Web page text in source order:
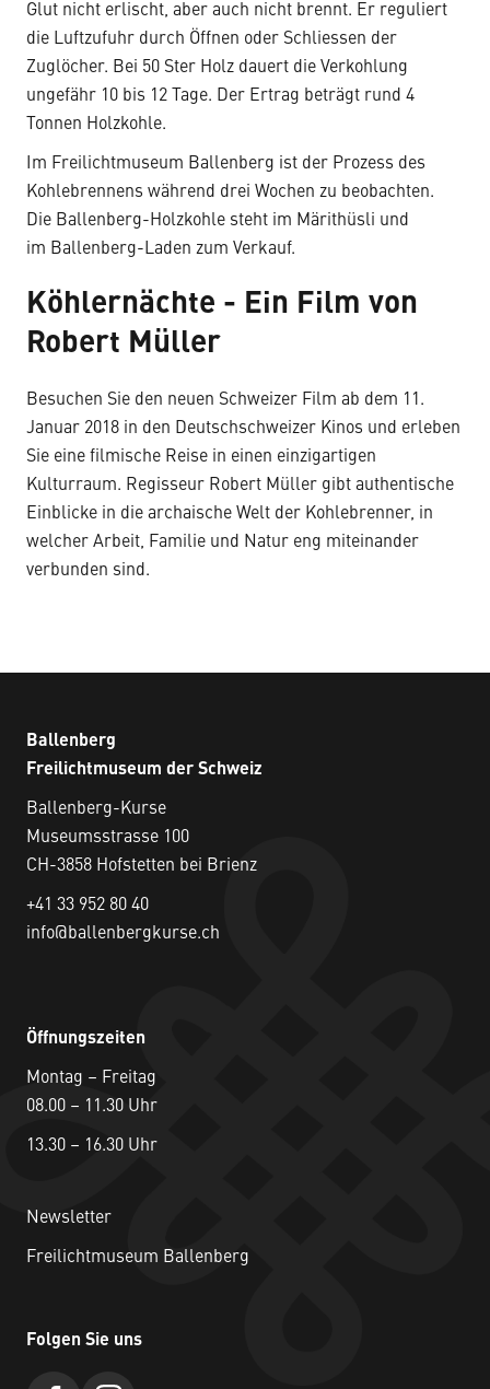
Glut nicht erlischt, aber auch nicht brennt. Er reguliert
die Luftzufuhr durch Öffnen oder Schliessen der
Zuglöcher. Bei 50 Ster Holz dauert die Verkohlung
ungefähr 10 bis 12 Tage. Der Ertrag beträgt rund 4
Tonnen Holzkohle.
Im Freilichtmuseum Ballenberg ist der Prozess des
Kohlebrennens während drei Wochen zu beobachten.
Die Ballenberg-Holzkohle steht im Märithüsli und
im Ballenberg-Laden zum Verkauf.
Köhlernächte - Ein Film von
Robert Müller
Besuchen Sie den neuen Schweizer Film ab dem 11.
Januar 2018 in den Deutschschweizer Kinos und erleben
Sie eine filmische Reise in einen einzigartigen
Kulturraum. Regisseur Robert Müller gibt authentische
Einblicke in die archaische Welt der Kohlebrenner, in
welcher Arbeit, Familie und Natur eng miteinander
verbunden sind.
Ballenberg
Freilichtmuseum der Schweiz
Ballenberg-Kurse
Museumsstrasse 100
CH-3858 Hofstetten bei Brienz
+41 33 952 80 40
info@ballenbergkurse.ch
Öffnungszeiten
Montag – Freitag
08.00 – 11.30 Uhr
13.30 – 16.30 Uhr
Newsletter
Freilichtmuseum Ballenberg
Folgen Sie uns